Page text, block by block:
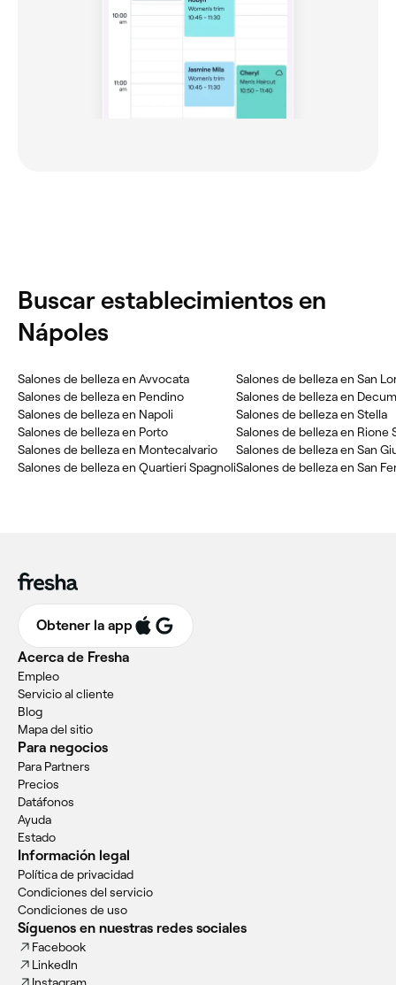
Buscar establecimientos en
Nápoles
Salones de belleza en Avvocata
Salones de belleza en Pendino
Salones de belleza en Napoli
Salones de belleza en Porto
Salones de belleza en Montecalvario
Salones de belleza en Quartieri Spagnoli
Salones de belleza en San
Salones de belleza en
Salones de belleza en Stella
Salones de belleza en Rione
Salones de belleza en San
Salones de belleza en San
Obtener la app
Acerca de Fresha
Empleo
Servicio al cliente
Blog
Mapa del sitio
Para negocios
Para Partners
Precios
Datáfonos
Ayuda
Estado
Información legal
Política de privacidad
Condiciones del servicio
Condiciones de uso
Síguenos en nuestras redes sociales
Facebook
LinkedIn